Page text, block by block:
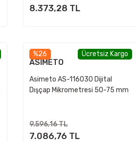
8.373,28 TL
%26 Ücretsiz Kargo
ASIMETO
Asimeto AS-116030 Dijital
Dışçap Mikrometresi 50-75 mm
9.596,16 TL
7.086,76 TL